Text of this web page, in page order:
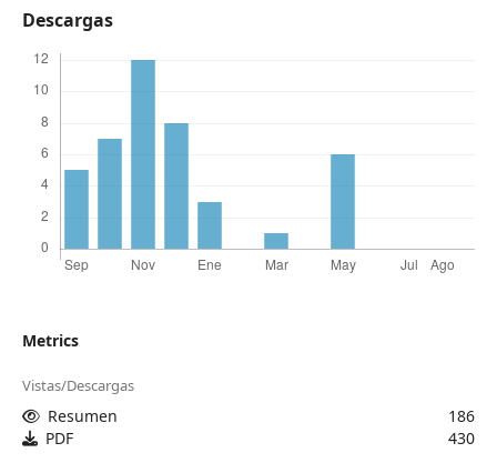
Descargas
Metrics
Vistas/Descargas
Resumen
186
PDF
430